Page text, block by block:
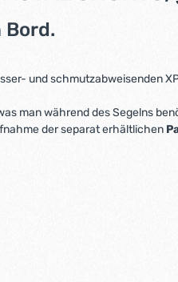
und schmutzabweisenden
man während des Segelns
der separat erhältlichen